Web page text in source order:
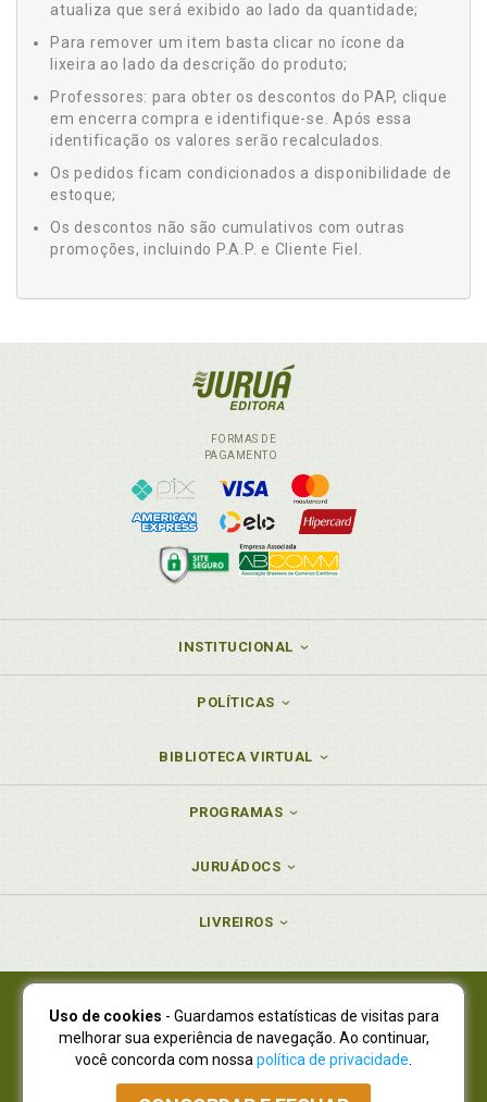
atualiza que será exibido ao lado da quantidade;
Para remover um item basta clicar no ícone da
lixeira ao lado da descrição do produto;
Professores: para obter os descontos do PAP, clique
em encerra compra e identifique-se. Após essa
identificação os valores serão recalculados.
Os pedidos ficam condicionados a disponibilidade de
estoque;
Os descontos não são cumulativos com outras
promoções, incluindo P.A.P. e Cliente Fiel.
FORMAS DE
PAGAMENTO
INSTITUCIONAL
POLÍTICAS
BIBLIOTECA VIRTUAL
PROGRAMAS
JURUÁDOCS
LIVREIROS
Juruá Editora Ltda., CNPJ 77.535.508/0001-19
Juruá Informática Ltda., CNPJ 01.701.561/0001-80
NOVO ENDEREÇO:R. Flávio Dallegrave, 7665, São Lourenço |
Curitiba - Paraná - CEP 82210-310
Uso de cookies - Guardamos estatísticas de visitas para
melhorar sua experiência de navegação. Ao continuar,
você concorda com nossa política de privacidade